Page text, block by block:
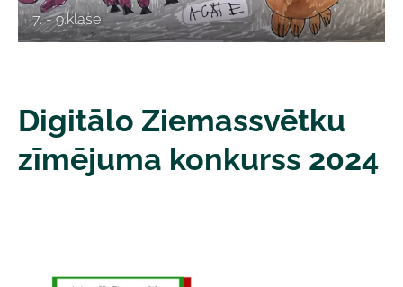
7. - 9.klase
Digitālo Ziemassvētku
zīmējuma konkurss 2024